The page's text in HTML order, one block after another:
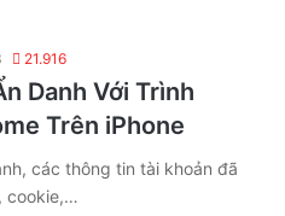
21.916
Danh Với Trình
Trên iPhone
các thông tin tài khoản đã
cookie,…